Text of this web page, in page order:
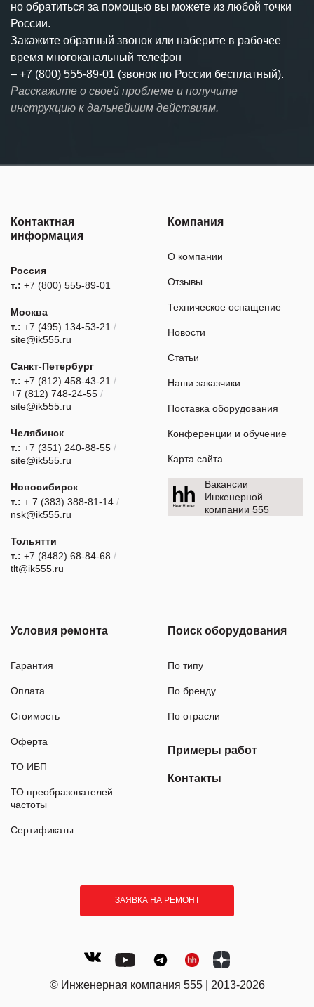
но обратиться за помощью вы можете из любой точки
России.
Закажите обратный звонок или наберите в рабочее
время многоканальный телефон
– +7 (800) 555-89-01 (звонок по России бесплатный).
Расскажите о своей проблеме и получите
инструкцию к дальнейшим действиям.
Контактная
информация
Россия
т.: +7 (800) 555-89-01
Москва
т.: +7 (495) 134-53-21 /
site@ik555.ru
Санкт-Петербург
т.: +7 (812) 458-43-21 /
+7 (812) 748-24-55 /
site@ik555.ru
Челябинск
т.: +7 (351) 240-88-55 /
site@ik555.ru
Новосибирск
т.: + 7 (383) 388-81-14 /
nsk@ik555.ru
Тольятти
т.: +7 (8482) 68-84-68 /
tlt@ik555.ru
Компания
О компании
Отзывы
Техническое оснащение
Новости
Статьи
Наши заказчики
Поставка оборудования
Конференции и обучение
Карта сайта
Вакансии
Инженерной
компании 555
Условия ремонта
Гарантия
Оплата
Стоимость
Оферта
ТО ИБП
ТО преобразователей
частоты
Сертификаты
Поиск оборудования
По типу
По бренду
По отрасли
Примеры работ
Контакты
ЗАЯВКА НА РЕМОНТ
© Инженерная компания 555 | 2013-2026